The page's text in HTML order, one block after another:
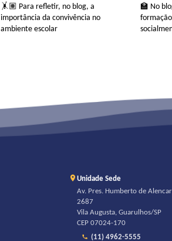
🤸🏽 Para refletir, no blog, a
importância da convivência no
ambiente escolar
🏫 No
Unidade Sede
Av. Pres. Humberto de
2687
Vila Augusta, Guarulhos/SP
CEP 07024-170
(11) 4962-5555